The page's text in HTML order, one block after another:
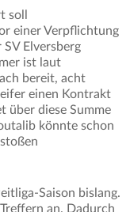
soll
einer Verpflichtung
Elversberg
ist laut
bereit, acht
einen Kontrakt
über diese Summe
könnte schon
Saison bislang.
an. Dadurch